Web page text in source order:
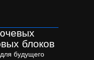
блоков
будущего